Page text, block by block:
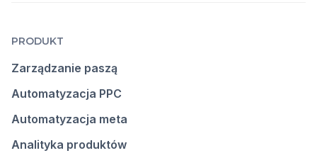
PRODUKT
Zarządzanie paszą
Automatyzacja PPC
Automatyzacja meta
Analityka produktów